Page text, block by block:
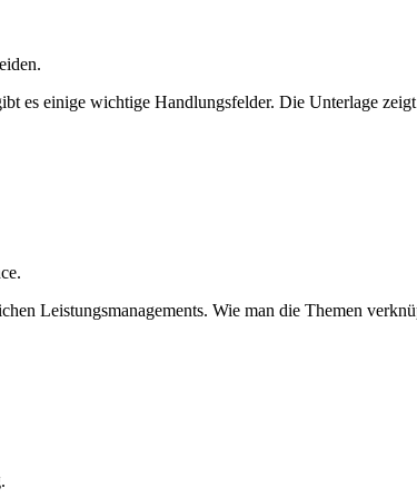
es einige wichtige Handlungsfelder. Die Unterlage
Leistungsmanagements. Wie man die Themen